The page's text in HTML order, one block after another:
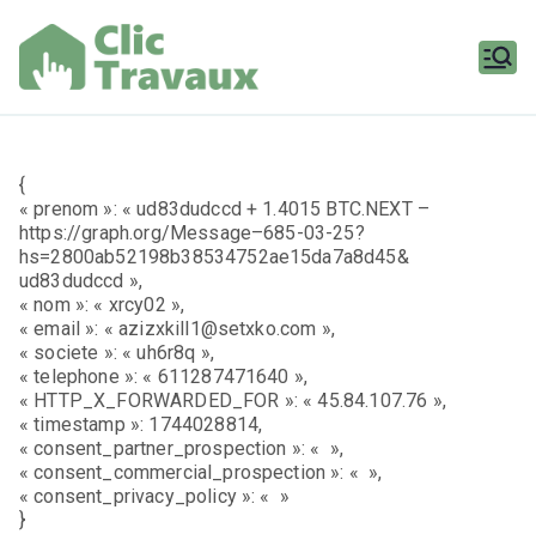
contenu
{
« prenom »: « ud83dudccd + 1.4015 BTC.NEXT –
https://graph.org/Message–685-03-25?
hs=2800ab52198b38534752ae15da7a8d45&
ud83dudccd »,
« nom »: « xrcy02 »,
« email »: « azizxkill1@setxko.com »,
« societe »: « uh6r8q »,
« telephone »: « 611287471640 »,
« HTTP_X_FORWARDED_FOR »: « 45.84.107.76 »,
« timestamp »: 1744028814,
« consent_partner_prospection »: « »,
« consent_commercial_prospection »: « »,
« consent_privacy_policy »: « »
}